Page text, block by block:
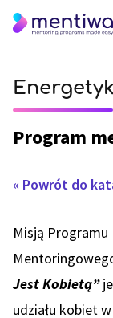
Program
« Powrót do
Misją Programu
Jest Kobietą”
udziału kobiet